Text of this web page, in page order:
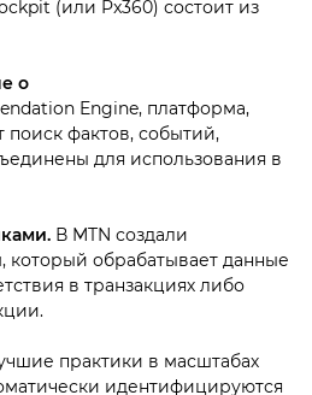
(или Px360) состоит из
о
Engine, платформа,
поиск фактов, событий,
для использования в
В MTN создали
который обрабатывает данные
в транзакциях либо
практики в масштабах
идентифицируются